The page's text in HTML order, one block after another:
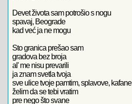
Devet života sam potrošio s nogu
spavaj, Beograde
kad već ja ne mogu
Sto granica prešao sam
gradova bez broja
al' me nisu prevarili
ja znam svetla tvoja
sve ulice tvoje pamtim, splavove, kafane
želim da se tebi vratim
pre nego što svane